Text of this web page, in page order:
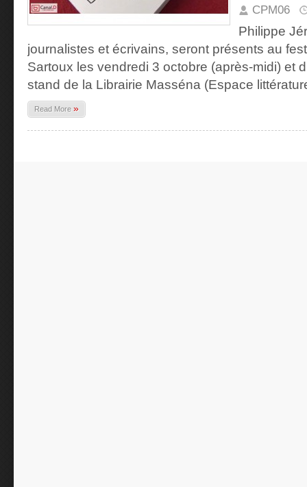
CPM06
Philippe
journalistes et écrivains, seront présents au
Sartoux les vendredi 3 octobre (après-midi) et
stand de la Librairie Masséna (Espace
Read More »